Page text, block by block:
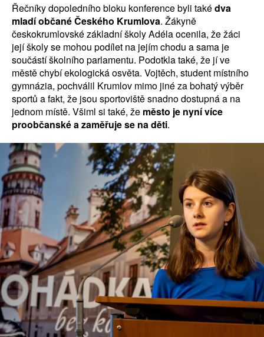
Řečníky dopoledního bloku konference byli takédva
mladí občané Českého Krumlova. Žákyně
českokrumlovské základní školy Adéla ocenila, že žáci
její školy se mohou podílet na jejím chodu a sama je
součástí školního parlamentu. Podotkla také, že jí ve
městě chybí ekologická osvěta. Vojtěch, student místního
gymnázia, pochválil Krumlov mimo jiné za bohatý výběr
sportů a fakt, že jsou sportoviště snadno dostupná a na
jednom místě. Všiml si také, že město je nyní více
proobčanské a zaměřuje se na děti.